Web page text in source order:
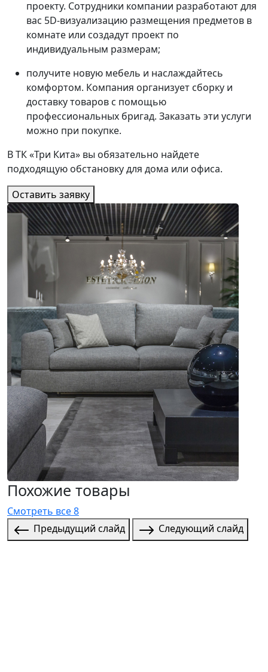
проекту. Сотрудники компании разработают для
вас 5D-визуализацию размещения предметов в
комнате или создадут проект по
индивидуальным размерам;
получите новую мебель и наслаждайтесь
комфортом. Компания организует сборку и
доставку товаров с помощью
профессиональных бригад. Заказать эти услуги
можно при покупке.
В ТК «Три Кита» вы обязательно найдете
подходящую обстановку для дома или офиса.
Оставить заявку
Похожие товары
Смотреть все 8
Предыдущий слайд
Следующий слайд